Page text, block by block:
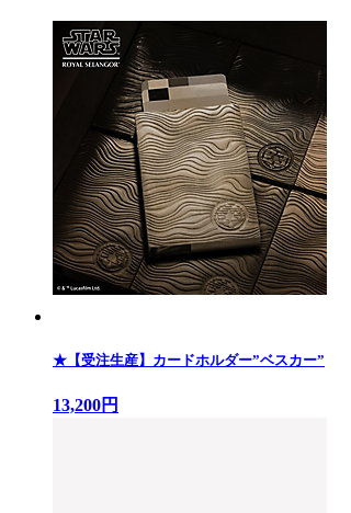
★【受注生産】カードホルダー”ベスカー”
13,200円